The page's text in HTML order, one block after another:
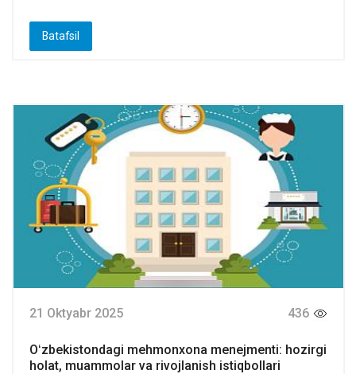
Batafsil
21 Oktyabr 2025 436
Oʻzbekistondagi mehmonxona menejmenti: hozirgi
holat, muammolar va rivojlanish istiqbollari